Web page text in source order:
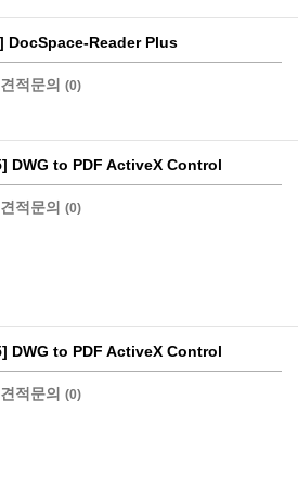
DocSpace-Reader Plus
견적문의 (0)
DWG to PDF ActiveX Control
견적문의 (0)
DWG to PDF ActiveX Control
견적문의 (0)